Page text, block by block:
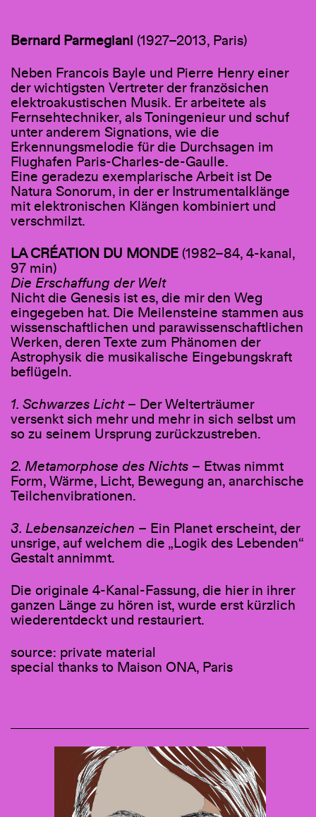
Bernard Parmegiani (1927–2013, Paris)
Neben Francois Bayle und Pierre Henry einer
der wichtigsten Vertreter der französichen
elektroakustischen Musik. Er arbeitete als
Fernsehtechniker, als Toningenieur und schuf
unter anderem Signations, wie die
Erkennungsmelodie für die Durchsagen im
Flughafen Paris-Charles-de-Gaulle.
Eine geradezu exemplarische Arbeit ist De
Natura Sonorum, in der er Instrumentalklänge
mit elektronischen Klängen kombiniert und
verschmilzt.
LA CRÉATION DU MONDE (1982–84, 4-kanal,
97 min)
Die Erschaffung der Welt
Nicht die Genesis ist es, die mir den Weg
eingegeben hat. Die Meilensteine stammen aus
wissenschaftlichen und parawissenschaftlichen
Werken, deren Texte zum Phänomen der
Astrophysik die musikalische Eingebungskraft
beflügeln.
1. Schwarzes Licht– Der Welterträumer
versenkt sich mehr und mehr in sich selbst um
so zu seinem Ursprung zurückzustreben.
2. Metamorphose des Nichts – Etwas nimmt
Form, Wärme, Licht, Bewegung an, anarchische
Teilchenvibrationen.
3. Lebensanzeichen – Ein Planet erscheint, der
unsrige, auf welchem die „Logik des Lebenden“
Gestalt annimmt.
Die originale 4-Kanal-Fassung, die hier in ihrer
ganzen Länge zu hören ist, wurde erst kürzlich
wiederentdeckt und restauriert.
source: private material
special thanks to Maison ONA, Paris